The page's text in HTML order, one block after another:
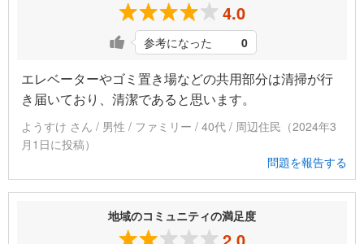
4.0
参考になった 0
エレベーターやゴミ置き場などの共用部分は清掃が行
き届いており、清潔であると思います。
ようすけ さん / 男性 / ファミリー / 40代 / 周辺住民（2024年3
月1日に投稿）
問題を報告する
地域のコミュニティの満足度